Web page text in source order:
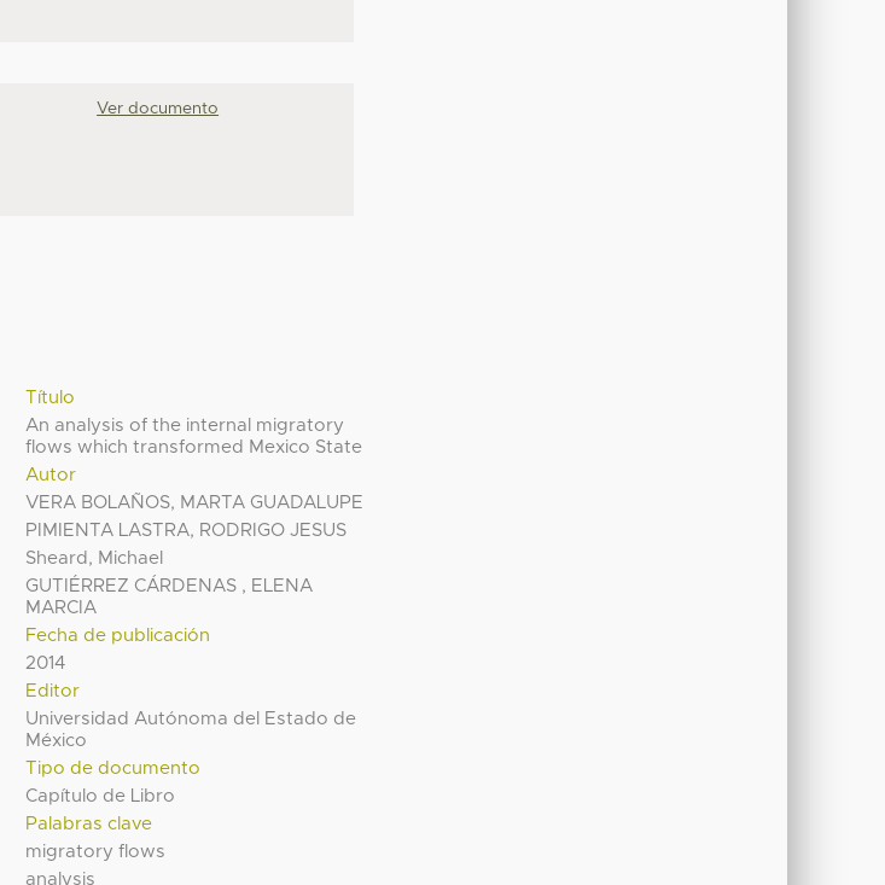
Ver documento
Título
An analysis of the internal migratory
flows which transformed Mexico State
Autor
VERA BOLAÑOS, MARTA GUADALUPE
PIMIENTA LASTRA, RODRIGO JESUS
Sheard, Michael
GUTIÉRREZ CÁRDENAS , ELENA
MARCIA
Fecha de publicación
2014
Editor
Universidad Autónoma del Estado de
México
Tipo de documento
Capítulo de Libro
Palabras clave
migratory flows
analysis